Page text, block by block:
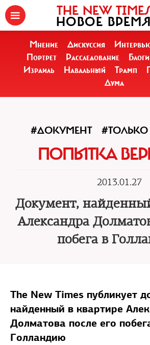
THE NEW TIMES
НОВОЕ ВРЕМЯ
Мнение Дискуссия
Портрет
Расследование Блоги
Израиль
Навальный Трамп
Дума
#ДОКУМЕНТ
ПОПЫТКА
2013.01.27
Документ,
Александра
побега в
The New Times публикует
найденный в квартире
Долматова после его
Голландию